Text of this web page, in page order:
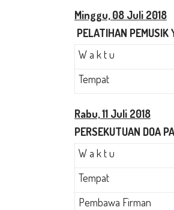
Minggu,08 Juli 2018
PELATIHAN PEMUSIK
W a k t u
Tempat
Rabu,11 Juli 2018
PERSEKUTUAN DOA
W a k t u
Tempat
Pembawa Firman